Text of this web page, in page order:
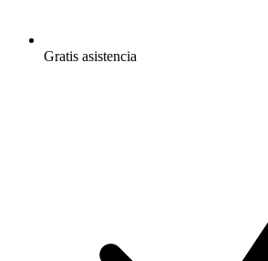
Gratis asistencia